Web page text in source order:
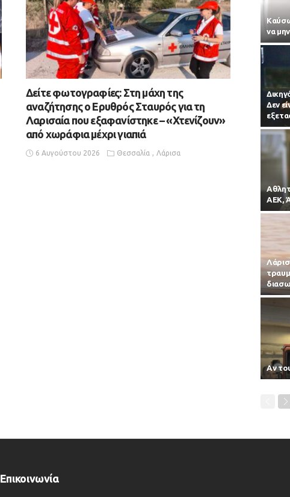
Δείτε φωτογραφίες: Στη μάχη της
αναζήτησης ο Ερυθρός Σταυρός για τη
Λαρισαία που εξαφανίστηκε – «Χτενίζουν»
από χωράφια μέχρι γιαπιά
6 Αυγούστου 2026 Θεσσαλία Λάρισα
να
Δεν
ΑΕΚ,
Αν
Επικοινωνία